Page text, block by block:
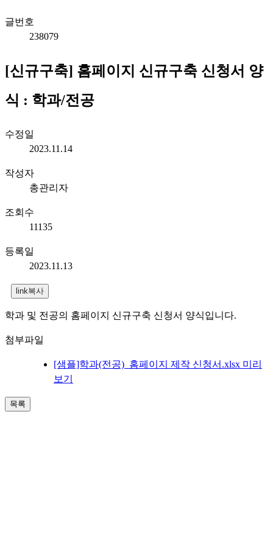
글번호
238079
[신규구축] 홈페이지 신규구축 신청서 양
식 : 학과/전공
수정일
2023.11.14
작성자
총관리자
조회수
11135
등록일
2023.11.13
학과 및 전공의 홈페이지 신규구축 신청서 양식입니다.
첨부파일
[샘플]학과(전공)_홈페이지 제작 신청서.xlsx 미리
보기